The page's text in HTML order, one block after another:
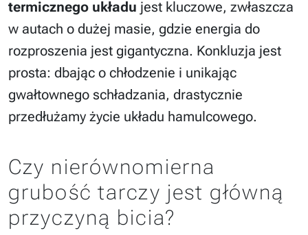
termicznego układu jest kluczowe, zwłaszcza
w autach o dużej masie, gdzie energia do
rozproszenia jest gigantyczna. Konkluzja jest
prosta: dbając o chłodzenie i unikając
gwałtownego schładzania, drastycznie
przedłużamy życie układu hamulcowego.
Czy nierównomierna
grubość tarczy jest główną
przyczyną bicia?